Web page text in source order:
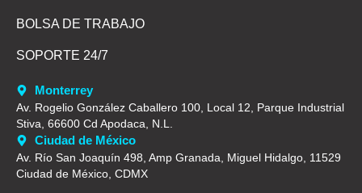
BOLSA DE TRABAJO
SOPORTE 24/7
Monterrey
Av. Rogelio González Caballero 100, Local 12, Parque Industrial
Stiva, 66600 Cd Apodaca, N.L.
Ciudad de México
Av. Río San Joaquín 498, Amp Granada, Miguel Hidalgo, 11529
Ciudad de México, CDMX